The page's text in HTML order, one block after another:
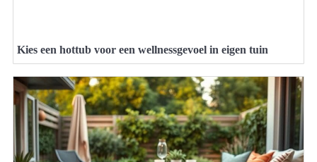
Kies een hottub voor een wellnessgevoel in eigen tuin